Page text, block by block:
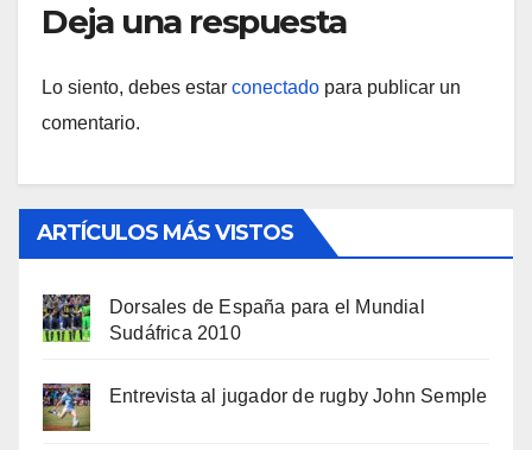
Deja una respuesta
Lo siento, debes estar conectado para publicar un
comentario.
ARTÍCULOS MÁS VISTOS
Dorsales de España para el Mundial
Sudáfrica 2010
Entrevista al jugador de rugby John Semple